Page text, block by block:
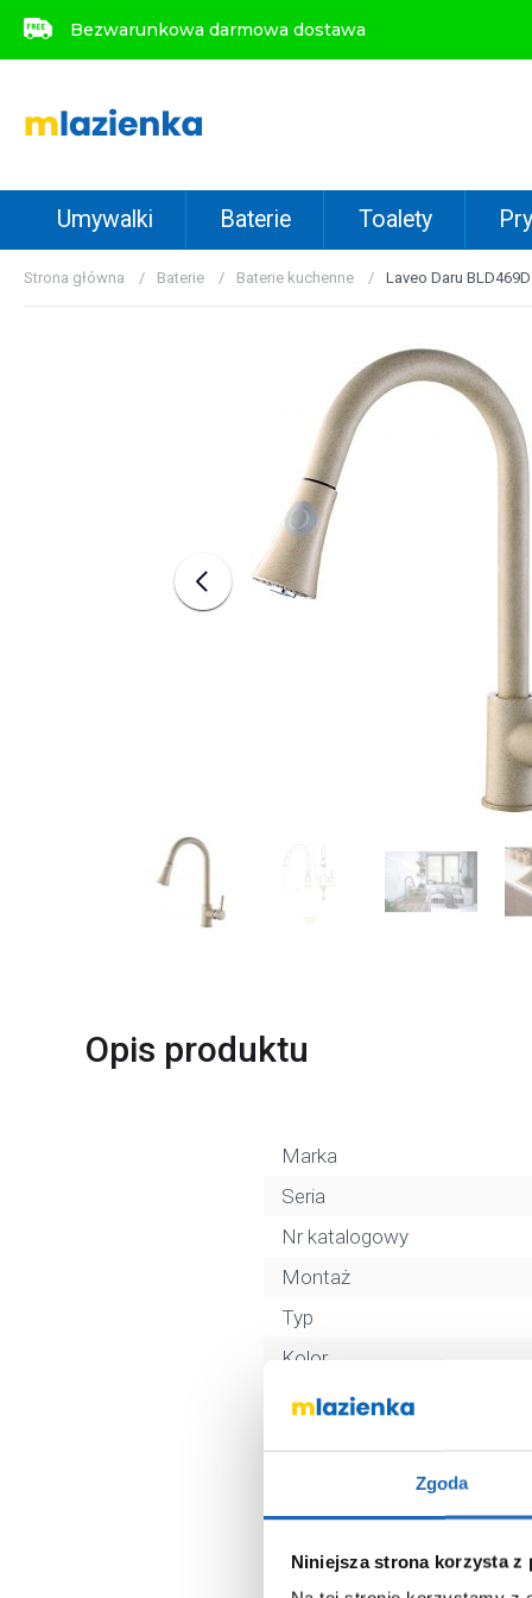
Zgoda
Niniejsza strona korzysta z
Bezwarunkowa darmowa dostawa
Umywalki Baterie Toalety
Strona główna Baterie Baterie kuchenne Laveo Daru
Opis produktu
Marka
Seria
Nr katalogowy
Montaż
Typ
Kolor
Wyciągana wylewka
Opcja filtrowania wody
Opcja wody gazowanej